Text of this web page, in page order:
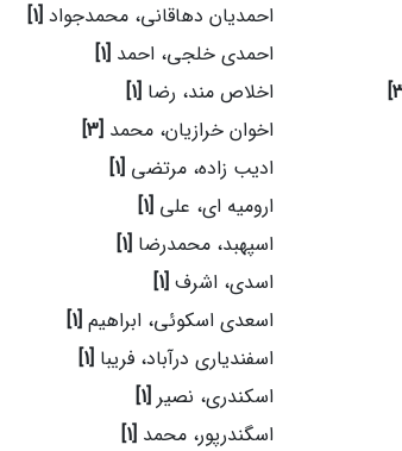
احمدیان دهاقانی، محمدجواد [1]
احمدی خلجی، احمد [1]
اخلاص مند، رضا [1]
اخوان خرازیان، محمد [3]
ادیب زاده، مرتضی [1]
ارومیه ای، علی [1]
اسپهبد، محمدرضا [1]
اسدی، اشرف [1]
اسعدی اسکوئی، ابراهیم [1]
اسفندیاری درآباد، فریبا [1]
اسکندری، نصیر [1]
اسگندرپور، محمد [1]